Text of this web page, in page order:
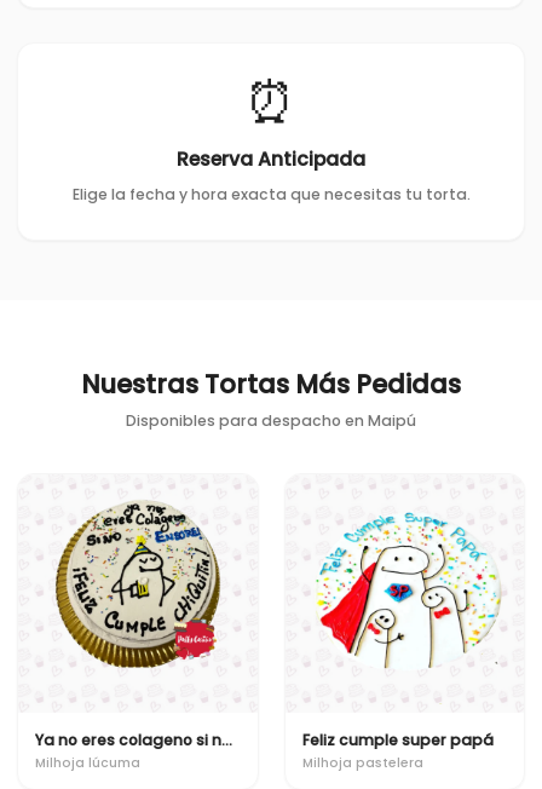
⏰
Reserva Anticipada
Elige la fecha y hora exacta que necesitas tu torta.
Nuestras Tortas Más Pedidas
Disponibles para despacho en Maipú
Ya no eres colageno si no ensure!
Milhoja lúcuma
Feliz cumple super papá
Milhoja pastelera